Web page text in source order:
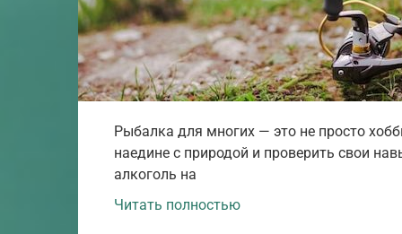
Рыбалка для многих — это не просто
наедине с природой и проверить свои
алкоголь на
Читать полностью